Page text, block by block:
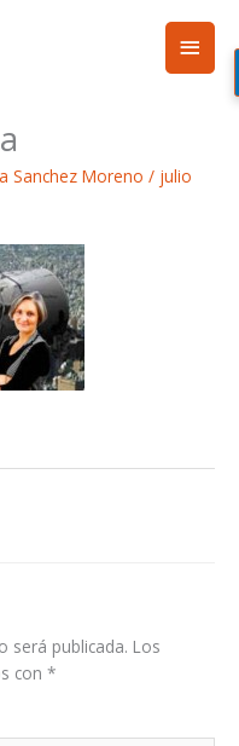
Sanchez Moreno / julio
será publicada. Los
con *